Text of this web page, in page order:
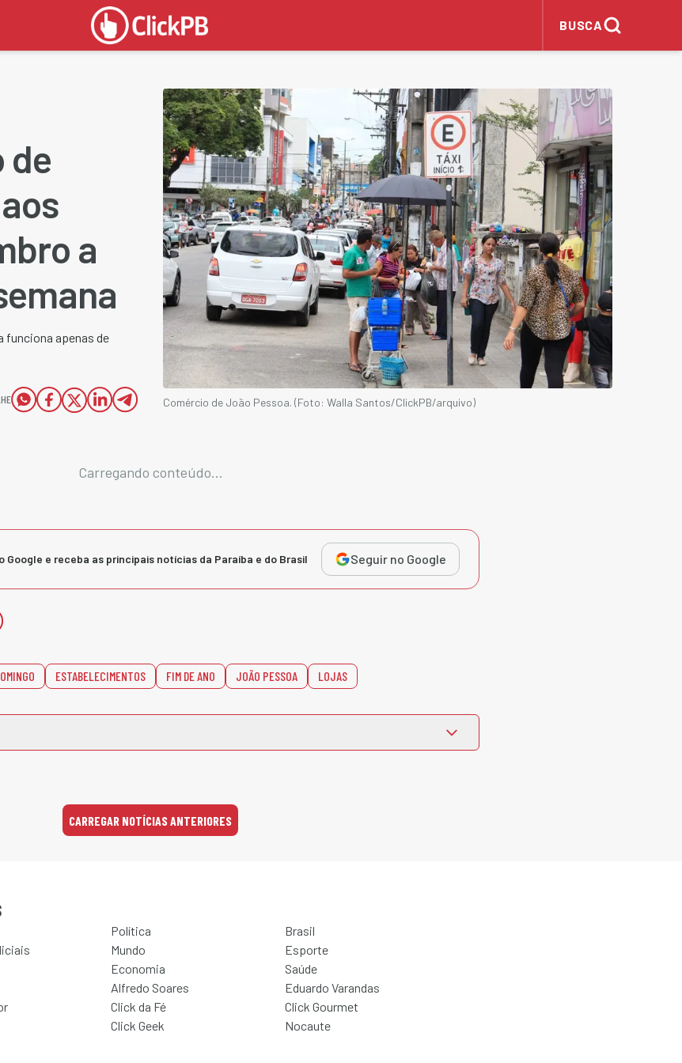
BUSCA
de
a
funciona apenas de
Comércio de João Pessoa. (Foto: Walla Santos/ClickPB/arquivo)
Carregando conteúdo...
Google e receba as principais notícias da Paraíba e do Brasil Seguir no Google
ESTABELECIMENTOS FIM DE ANO JOÃO PESSOA LOJAS
CARREGAR NOTÍCIAS ANTERIORES
Política
Brasil
Mundo
Esporte
Economia
Saúde
Alfredo Soares
Eduardo Varandas
Click da Fé
Click Gourmet
Click Geek Nocaute